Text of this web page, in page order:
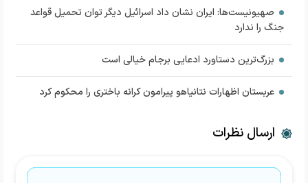
صهیونیست‌ها: ایران نشان داد اسرائیل دیگر توان تحمیل قواعد
جنگ را ندارد
بزرگ‌ترين دستاورد ادعايي برجام خيالي است
عربستان اظهارات نتانیاهو پیرامون کرانه باختری را محکوم کرد
ارسال نظرات